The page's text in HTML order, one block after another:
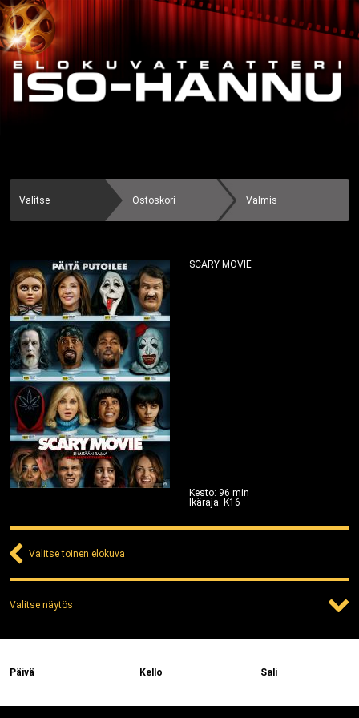
Valitse Ostoskori Valmis
SCARY MOVIE
Kesto: 96 min
Ikäraja: K16
Valitse toinen elokuva
Valitse näytös
Päivä Kello Sali